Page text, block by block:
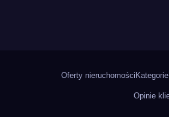
Oferty nieruchomości
Opinie